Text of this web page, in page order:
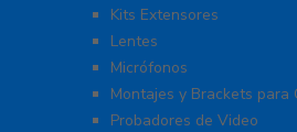
Kits Extensores
Lentes
Micrófonos
Montajes y Brackets para
Probadores de Video